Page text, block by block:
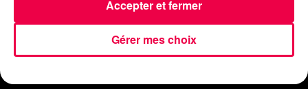
JEUX
PODCASTS
Gérer mes choix
Accepter et fermer